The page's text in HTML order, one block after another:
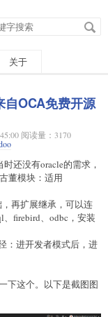
关于
OCA免费开源
阅读量：3170
还没有oracle的需求，
董模块：适用
再扩展继承，可以连
firebird、odbc，安装
：进开发者模式后，进
下这个。以下是截图图